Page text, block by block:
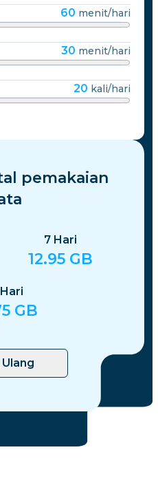
60 menit/hari
30 menit/hari
20 kali/hari
pemakaian
7 Hari
12.95 GB
Hari
GB